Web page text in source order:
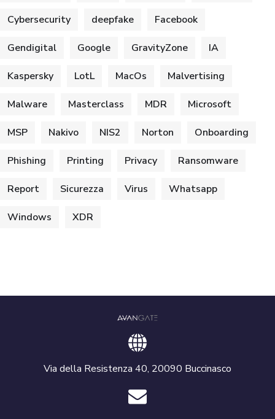
Cybersecurity deepfake Facebook
Gendigital Google GravityZone IA
Kaspersky LotL MacOs Malvertising
Malware Masterclass MDR Microsoft
MSP Nakivo NIS2 Norton Onboarding
Phishing Printing Privacy Ransomware
Report Sicurezza Virus Whatsapp
Windows XDR
Via della Resistenza 40, 20090 Buccinasco